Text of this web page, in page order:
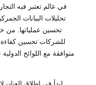
في عالم تعتبر فيه
تحليلات البيانات
تحسين عملياتها. من
للشركات تحسين كفاءة
متوافقة مع اللوائح